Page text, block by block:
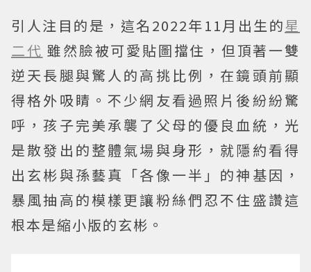
引人注目的是，這名2022年11月出生的星
二代 雖然臉被可愛貼圖擋住，但頂著一雙
逆天長腿與驚人的高挑比例，在鏡頭前顯
得格外吸睛。不少網友看過照片後紛紛驚
呼，孩子完美承襲了父母的優良血統，光
是散發出的整體氣場與身形，就隱約看得
出玄彬與孫藝真「各像一半」的神基因，
暴風抽高的模樣更讓粉絲們忍不住盛讚這
根本是縮小版的玄彬。